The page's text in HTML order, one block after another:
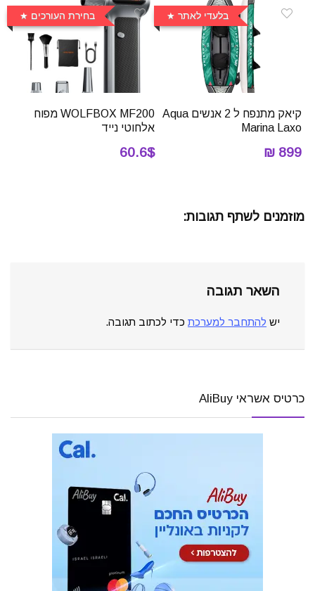
בלעדי לאתר
קיאק מתנפח ל 2 אנשים Aqua
Marina Laxo
899 ₪
בחירת העורכים
WOLFBOX MF200 מפוח
אלחוטי נייד
60.6$
מוזמנים לשתף תגובות:
השאר תגובה
יש להתחבר למערכת כדי לכתוב תגובה.
כרטיס אשראי AliBuy